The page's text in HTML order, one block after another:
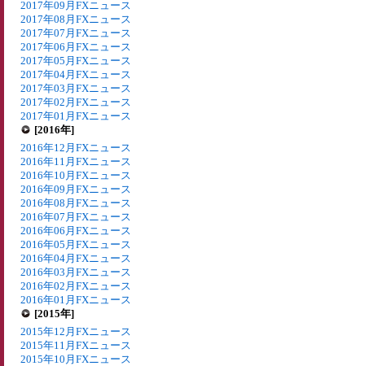
2017年09月FXニュース
2017年08月FXニュース
2017年07月FXニュース
2017年06月FXニュース
2017年05月FXニュース
2017年04月FXニュース
2017年03月FXニュース
2017年02月FXニュース
2017年01月FXニュース
[2016年]
2016年12月FXニュース
2016年11月FXニュース
2016年10月FXニュース
2016年09月FXニュース
2016年08月FXニュース
2016年07月FXニュース
2016年06月FXニュース
2016年05月FXニュース
2016年04月FXニュース
2016年03月FXニュース
2016年02月FXニュース
2016年01月FXニュース
[2015年]
2015年12月FXニュース
2015年11月FXニュース
2015年10月FXニュース